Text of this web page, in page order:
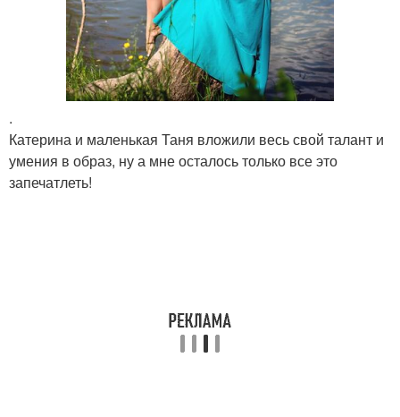
.
Катерина и маленькая Таня вложили весь свой талант и
умения в образ, ну а мне осталось только все это
запечатлеть!